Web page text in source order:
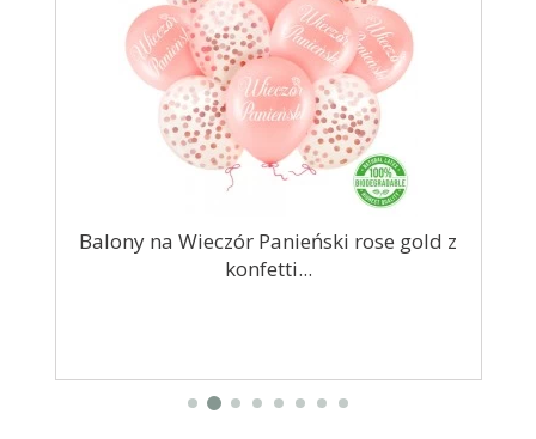
Balony na Wieczór Panieński rose gold z
konfetti...